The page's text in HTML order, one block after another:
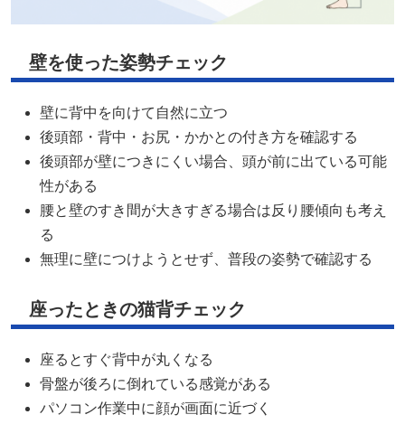
壁を使った姿勢チェック
壁に背中を向けて自然に立つ
後頭部・背中・お尻・かかとの付き方を確認する
後頭部が壁につきにくい場合、頭が前に出ている可能
性がある
腰と壁のすき間が大きすぎる場合は反り腰傾向も考え
る
無理に壁につけようとせず、普段の姿勢で確認する
座ったときの猫背チェック
座るとすぐ背中が丸くなる
骨盤が後ろに倒れている感覚がある
パソコン作業中に顔が画面に近づく